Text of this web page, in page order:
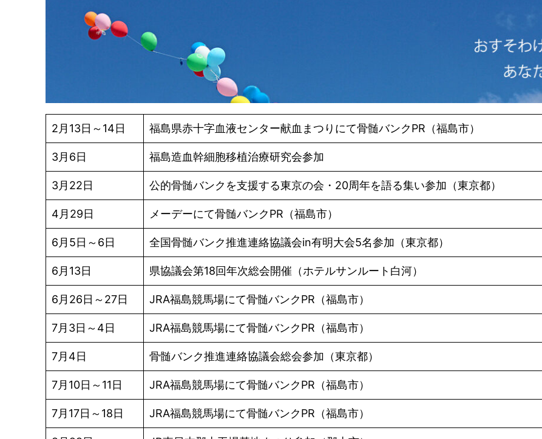
2月13日～14日 福島県赤十字血液センター献血まつりにて骨髄バンクPR（福島市）
3月6日 福島造血幹細胞移植治療研究会参加
3月22日 公的骨髄バンクを支援する東京の会・20周年を語る集い参加（東京都）
4月29日 メーデーにて骨髄バンクPR（福島市）
6月5日～6日 全国骨髄バンク推進連絡協議会in有明大会5名参加（東京都）
6月13日 県協議会第18回年次総会開催（ホテルサンルート白河）
6月26日～27日 JRA福島競馬場にて骨髄バンクPR（福島市）
7月3日～4日 JRA福島競馬場にて骨髄バンクPR（福島市）
7月4日 骨髄バンク推進連絡協議会総会参加（東京都）
7月10日～11日 JRA福島競馬場にて骨髄バンクPR（福島市）
7月17日～18日 JRA福島競馬場にて骨髄バンクPR（福島市）